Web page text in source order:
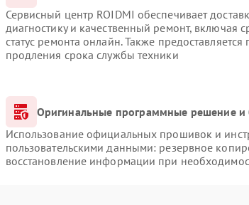
Сервисный центр ROIDMI обеспечивает
диагностику и качественный ремонт, включая
статус ремонта онлайн. Также
продления срока службы техники
Оригинальные программные решение и
Использование официальных прошивок и
пользовательскими данными: резервное
восстановление информации при